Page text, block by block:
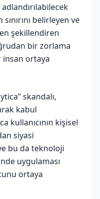
belirleyen ve
şekillendiren
bir zorlama
insan ortaya
skandalı,
kabul
kullanıcının kişisel
siyasi
bu da teknoloji
uygulaması
ortaya